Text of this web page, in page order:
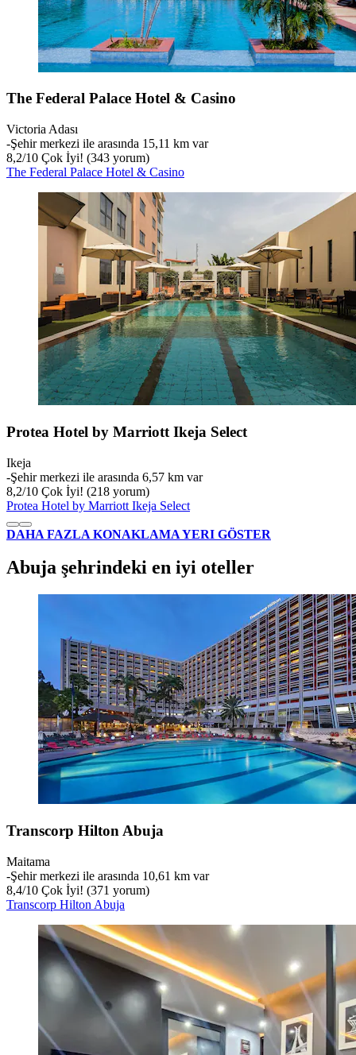
The Federal Palace Hotel & Casino
Victoria Adası
‐Şehir merkezi ile arasında 15,11 km var
8,2/10 Çok İyi! (343 yorum)
The Federal Palace Hotel & Casino
Protea Hotel by Marriott Ikeja Select
Ikeja
‐Şehir merkezi ile arasında 6,57 km var
8,2/10 Çok İyi! (218 yorum)
Protea Hotel by Marriott Ikeja Select
DAHA FAZLA KONAKLAMA YERI GÖSTER
Abuja şehrindeki en iyi oteller
Transcorp Hilton Abuja
Maitama
‐Şehir merkezi ile arasında 10,61 km var
8,4/10 Çok İyi! (371 yorum)
Transcorp Hilton Abuja